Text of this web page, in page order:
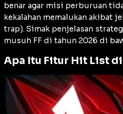
benar agar misi perburuan
kekalahan memalukan akibat
trap). Simak penjelasan
musuh FF di tahun 2026 di
Apa Itu Fitur Hit List di